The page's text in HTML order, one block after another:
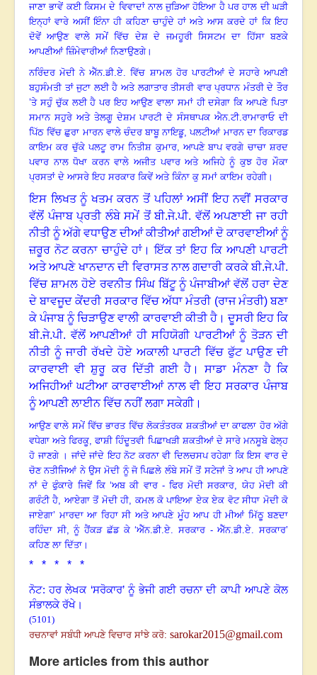
ਜਾਣਾ ਭਾਵੇਂ ਕਈ ਕਿਸਮ ਦੇ ਵਿਵਾਦਾਂ ਨਾਲ ਜੁੜਿਆ ਹੋਇਆ ਹੈ ਪਰ ਹਾਲ ਦੀ ਘੜੀ
ਇਨ੍ਹਾਂ ਵਾਰੇ ਅਸੀਂ ਇੰਨਾ ਹੀ ਕਹਿਣਾ ਚਾਹੁੰਦੇ ਹਾਂ ਅਤੇ ਆਸ ਕਰਦੇ ਹਾਂ ਕਿ ਇਹ
ਦੋਵੇਂ ਆਉਣ ਵਾਲੇ ਸਮੇਂ ਵਿੱਚ ਦੇਸ਼ ਦੇ ਜਮਹੂਰੀ ਸਿਸਟਮ ਦਾ ਹਿੱਸਾ ਬਣਕੇ
ਆਪਣੀਆਂ ਜ਼ਿੰਮੇਵਾਰੀਆਂ ਨਿਣਾਉਣਗੇ।
ਨਰਿੰਦਰ ਮੋਦੀ ਨੇ ਐੱਨ.ਡੀ.ਏ. ਵਿੱਚ ਸ਼ਾਮਲ ਹੋਰ ਪਾਰਟੀਆਂ ਦੇ ਸਹਾਰੇ ਆਪਣੀ
ਬਹੁਸੰਮਤੀ ਤਾਂ ਜੁਟਾ ਲਈ ਹੈ ਅਤੇ ਲਗਾਤਾਰ ਤੀਸਰੀ ਵਾਰ ਪ੍ਰਧਾਨ ਮੰਤਰੀ ਦੇ ਤੌਰ
’ਤੇ ਸਹੁੰ ਚੁੱਕ ਲਈ ਹੈ ਪਰ ਇਹ ਆਉਣ ਵਾਲਾ ਸਮਾਂ ਹੀ ਦਸੇਗਾ ਕਿ ਆਪਣੇ ਪਿਤਾ
ਸਮਾਨ ਸਹੁਰੇ ਅਤੇ ਤੇਲਗੂ ਦੇਸ਼ਮ ਪਾਰਟੀ ਦੇ ਸੰਸਥਾਪਕ ਐਨ.ਟੀ.ਰਾਮਾਰਾਓ ਦੀ
ਪਿੱਠ ਵਿੱਚ ਛੁਰਾ ਮਾਰਨ ਵਾਲੇ ਚੰਦਰ ਬਾਬੂ ਨਾਇਡੂ,ਪਲਟੀਆਂ ਮਾਰਨ ਦਾ ਰਿਕਾਰਡ
ਕਾਇਮ ਕਰ ਚੁੱਕੇ ਪਲਟੂ ਰਾਮ ਨਿਤੀਸ਼ ਕੁਮਾਰ, ਆਪਣੇ ਬਾਪ ਵਰਗੇ ਚਾਚਾ ਸ਼ਰਦ
ਪਵਾਰ ਨਾਲ ਧੋਖਾ ਕਰਨ ਵਾਲੇ ਅਜੀਤ ਪਵਾਰ ਅਤੇ ਅਜਿਹੇ ਨੂੰ ਕੁਝ ਹੋਰ ਮੌਕਾ
ਪ੍ਰਸਤਾਂ ਦੇ ਆਸਰੇ ਇਹ ਸਰਕਾਰ ਕਿਵੇਂ ਅਤੇ ਕਿੰਨਾ ਕੁ ਸਮਾਂ ਕਾਇਮ ਰਹੇਗੀ।
ਇਸ ਲਿਖਤ ਨੂੰ ਖਤਮ ਕਰਨ ਤੋਂ ਪਹਿਲਾਂ ਅਸੀਂ ਇਹ ਨਵੀਂ ਸਰਕਾਰ
ਵੱਲੋਂ ਪੰਜਾਬ ਪ੍ਰਤੀ ਲੰਬੇ ਸਮੇਂ ਤੋਂ ਬੀ.ਜੇ.ਪੀ. ਵੱਲੋਂ ਅਪਣਾਈ ਜਾ ਰਹੀ
ਨੀਤੀ ਨੂੰ ਅੱਗੇ ਵਧਾਉਣ ਦੀਆਂ ਕੀਤੀਆਂ ਗਈਆਂ ਦੋ ਕਾਰਵਾਈਆਂ ਨੂੰ
ਜ਼ਰੂਰ ਨੋਟ ਕਰਨਾ ਚਾਹੁੰਦੇ ਹਾਂ। ਇੱਕ ਤਾਂ ਇਹ ਕਿ ਆਪਣੀ ਪਾਰਟੀ
ਅਤੇ ਆਪਣੇ ਖਾਨਦਾਨ ਦੀ ਵਿਰਾਸਤ ਨਾਲ ਗਦਾਰੀ ਕਰਕੇ ਬੀ.ਜੇ.ਪੀ.
ਵਿੱਚ ਸ਼ਾਮਲ ਹੋਏ ਰਵਨੀਤ ਸਿੰਘ ਬਿੱਟੂ ਨੂੰ ਪੰਜਾਬੀਆਂ ਵੱਲੋਂ ਹਰਾ ਦੇਣ
ਦੇ ਬਾਵਜੂਦ ਕੇਂਦਰੀ ਸਰਕਾਰ ਵਿੱਚ ਅੱਧਾ ਮੰਤਰੀ (ਰਾਜ ਮੰਤਰੀ) ਬਣਾ
ਕੇ ਪੰਜਾਬ ਨੂੰ ਚਿੜਾਉਣ ਵਾਲੀ ਕਾਰਵਾਈ ਕੀਤੀ ਹੈ। ਦੂਸਰੀ ਇਹ ਕਿ
ਬੀ.ਜੇ.ਪੀ. ਵੱਲੋਂ ਆਪਣੀਆਂ ਹੀ ਸਹਿਯੋਗੀ ਪਾਰਟੀਆਂ ਨੂੰ ਤੋੜਨ ਦੀ
ਨੀਤੀ ਨੂੰ ਜਾਰੀ ਰੱਖਦੇ ਹੋਏ ਅਕਾਲੀ ਪਾਰਟੀ ਵਿੱਚ ਫੁੱਟ ਪਾਉਣ ਦੀ
ਕਾਰਵਾਈ ਵੀ ਸ਼ੁਰੂ ਕਰ ਦਿੱਤੀ ਗਈ ਹੈ। ਸਾਡਾ ਮੰਨਣਾ ਹੈ ਕਿ
ਅਜਿਹੀਆਂ ਘਟੀਆ ਕਾਰਵਾਈਆਂ ਨਾਲ ਵੀ ਇਹ ਸਰਕਾਰ ਪੰਜਾਬ
ਨੂੰ ਆਪਣੀ ਲਾਈਨ ਵਿੱਚ ਨਹੀਂ ਲਗਾ ਸਕੇਗੀ।
ਆਉਣ ਵਾਲੇ ਸਮੇਂ ਵਿੱਚ ਭਾਰਤ ਵਿੱਚ ਲੋਕਤੰਤਰਕ ਸ਼ਕਤੀਆਂ ਦਾ ਕਾਫਲਾ ਹੋਰ ਅੱਗੇ
ਵਧੇਗਾ ਅਤੇ ਫਿਰਕੂ, ਫਾਸ਼ੀ ਹਿੰਦੂਤਵੀ ਪਿਛਾਖੜੀ ਸ਼ਕਤੀਆਂ ਦੇ ਸਾਰੇ ਮਨਸੂਬੇ ਫੇਲ੍ਹ
ਹੋ ਜਾਣਗੇ । ਜਾਂਦੇ ਜਾਂਦੇ ਇਹ ਨੋਟ ਕਰਨਾ ਵੀ ਦਿਲਚਸਪ ਰਹੇਗਾ ਕਿ ਇਸ ਵਾਰ ਦੇ
ਚੋਣ ਨਤੀਜਿਆਂ ਨੇ ਉਸ ਮੋਦੀ ਨੂੰ ਜੋ ਪਿਛਲੇ ਲੰਬੇ ਸਮੇਂ ਤੋਂ ਸਟੇਜਾਂ ਤੇ ਆਪ ਹੀ ਆਪਣੇ
ਨਾਂ ਦੇ ਫੁੰਕਾਰੇ ਜਿਵੇਂ ਕਿ ‘ਅਬ ਕੀ ਵਾਰ - ਫਿਰ ਮੋਦੀ ਸਰਕਾਰ, ਯੇਹ ਮੋਦੀ ਕੀ
ਗਰੰਟੀ ਹੈ, ਆਏਗਾ ਤੋਂ ਮੋਦੀ ਹੀ, ਕਮਲ ਕੋ ਪਾਇਆ ਏਕ ਏਕ ਵੋਟ ਸੀਧਾ ਮੋਦੀ ਕੋ
ਜਾਏਗਾ’ ਮਾਰਦਾ ਆ ਰਿਹਾ ਸੀ ਅਤੇ ਆਪਣੇ ਮੂੰਹ ਆਪ ਹੀ ਮੀਆਂ ਮਿੱਠੂ ਬਣਦਾ
ਰਹਿੰਦਾ ਸੀ,ਨੂੰ ਹੈਂਕੜ ਛੱਡ ਕੇ ‘ਐੱਨ.ਡੀ.ਏ. ਸਰਕਾਰ - ਐੱਨ.ਡੀ.ਏ. ਸਰਕਾਰ’
ਕਹਿਣ ਲਾ ਦਿੱਤਾ।
* * * * *
ਨੋਟ: ਹਰ ਲੇਖਕ ‘ਸਰੋਕਾਰ’ ਨੂੰ ਭੇਜੀ ਗਈ ਰਚਨਾ ਦੀ ਕਾਪੀ ਆਪਣੇ ਕੋਲ
ਸੰਭਾਲਕੇ ਰੱਖੇ।
(5101)
ਰਚਨਾਵਾਂ ਸਬੰਧੀ ਆਪਣੇ ਵਿਚਾਰ ਸਾਂਝੇ ਕਰੋ: sarokar2015@gmail.com
More articles from this author